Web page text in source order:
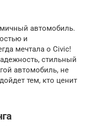
автомобиль.
и
мечтала о Civic!
стильный
автомобиль, не
тем, кто ценит